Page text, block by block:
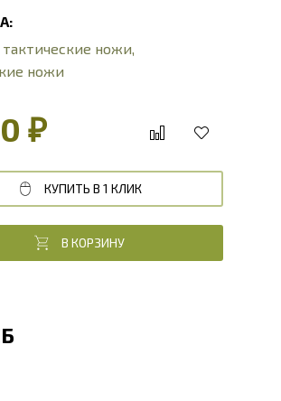
ножи,
ножи
₽
КУПИТЬ В 1 КЛИК
В КОРЗИНУ